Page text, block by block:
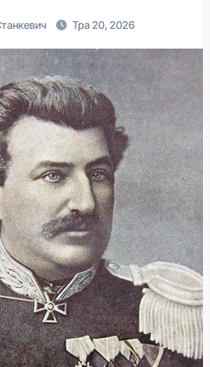
Тра 20, 2026